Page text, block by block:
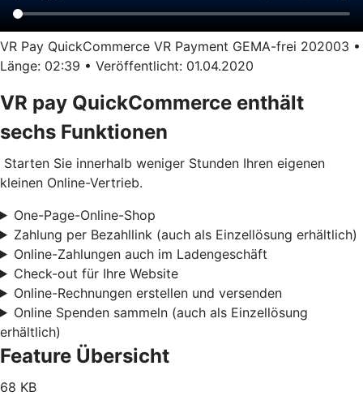
VR Pay QuickCommerce VR Payment GEMA-frei 202003 •
Länge: 02:39 • Veröffentlicht: 01.04.2020
VR pay QuickCommerce enthält
sechs Funktionen
Starten Sie innerhalb weniger Stunden Ihren eigenen
kleinen Online-Vertrieb.
One-Page-Online-Shop
Zahlung per Bezahllink (auch als Einzellösung erhältlich)
Online-Zahlungen auch im Ladengeschäft
Check-out für Ihre Website
Online-Rechnungen erstellen und versenden
Online Spenden sammeln (auch als Einzellösung
erhältlich)
Feature Übersicht
68 KB